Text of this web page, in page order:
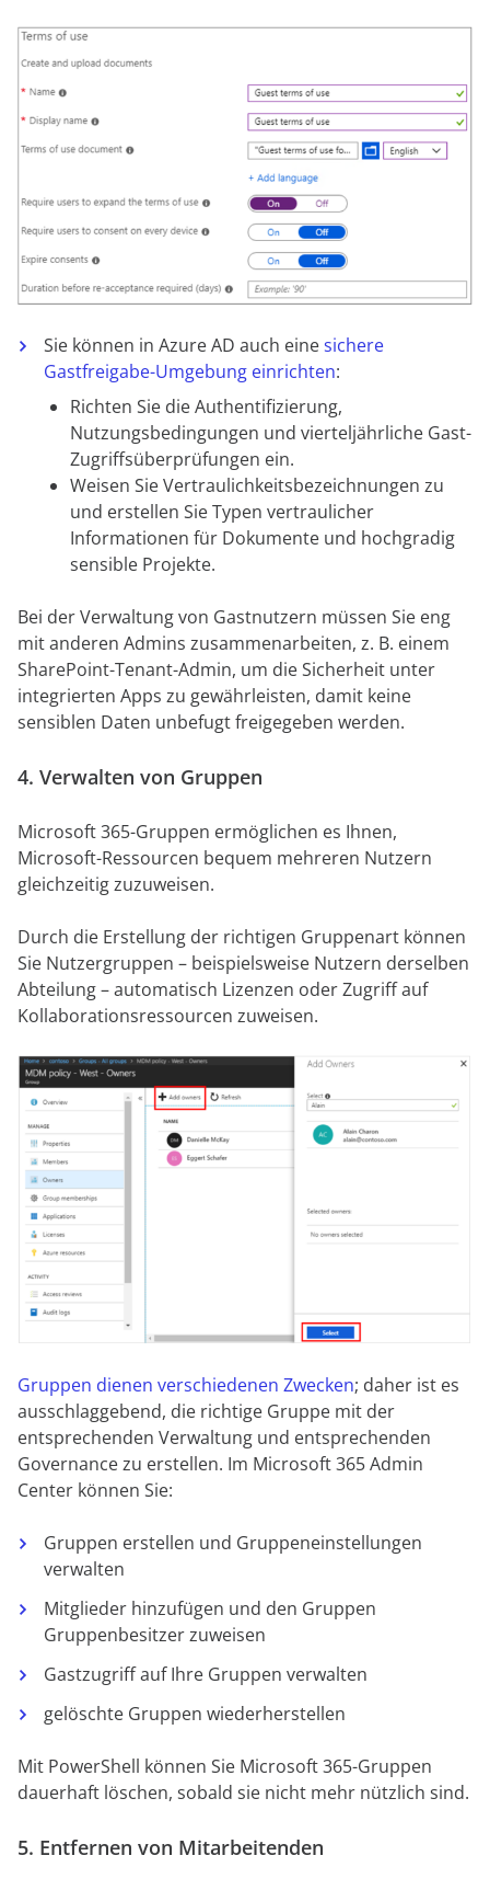
Sie können in Azure AD auch einesichere
Gastfreigabe-Umgebung einrichten:
Richten Sie die Authentifizierung,
Nutzungsbedingungen und vierteljährliche Gast-
Zugriffsüberprüfungen ein.
Weisen Sie Vertraulichkeitsbezeichnungen zu
und erstellen Sie Typen vertraulicher
Informationen für Dokumente und hochgradig
sensible Projekte.
Bei der Verwaltung von Gastnutzern müssen Sie eng
mit anderen Admins zusammenarbeiten, z. B. einem
SharePoint-Tenant-Admin, um die Sicherheit unter
integrierten Apps zu gewährleisten, damit keine
sensiblen Daten unbefugt freigegeben werden.
4. Verwalten von Gruppen
Microsoft 365-Gruppen ermöglichen es Ihnen,
Microsoft-Ressourcen bequem mehreren Nutzern
gleichzeitig zuzuweisen.
Durch die Erstellung der richtigen Gruppenart können
Sie Nutzergruppen – beispielsweise Nutzern derselben
Abteilung – automatisch Lizenzen oder Zugriff auf
Kollaborationsressourcen zuweisen.
Gruppen dienen verschiedenen Zwecken; daher ist es
ausschlaggebend, die richtige Gruppe mit der
entsprechenden Verwaltung und entsprechenden
Governance zu erstellen. Im Microsoft 365 Admin
Center können Sie:
Gruppen erstellen und Gruppeneinstellungen
verwalten
Mitglieder hinzufügen und den Gruppen
Gruppenbesitzer zuweisen
Gastzugriff auf Ihre Gruppen verwalten
gelöschte Gruppen wiederherstellen
Mit PowerShell können Sie Microsoft 365-Gruppen
dauerhaft löschen, sobald sie nicht mehr nützlich sind.
5. Entfernen von Mitarbeitenden